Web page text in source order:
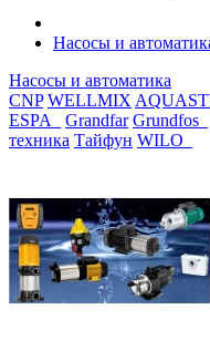
Насосы и
Насосы и автоматика
CNP WELLMIX
ESPA_
Grandfar Grundfos_
техника Тайфун WILO_